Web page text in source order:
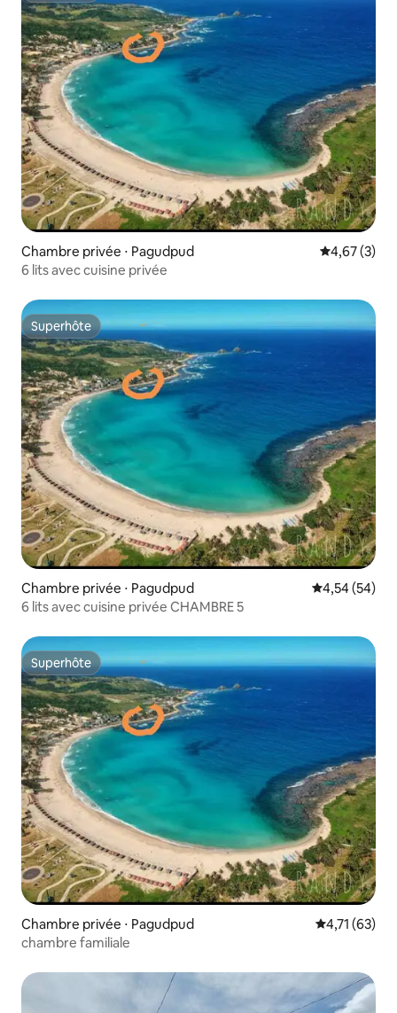
Chambre privée ⋅ Pagudpud Évaluation
4,67 (3)
6 lits avec cuisine privée
Superhôte
Superhôte
Chambre privée ⋅ Pagudpud Évaluation
4,54 (54)
6 lits avec cuisine privée CHAMBRE 5
Superhôte
Superhôte
Chambre privée ⋅ Pagudpud Évaluation
4,71 (63)
chambre familiale